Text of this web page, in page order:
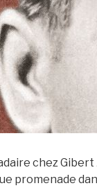
chez
promenade